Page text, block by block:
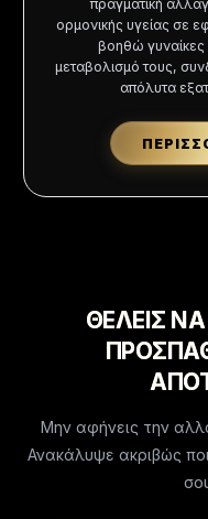
πραγματική
ορμονικής υγείας σε
βοηθώ
μεταβολισμό τους,
απόλυτα
ΘΕΛΕΙΣ
Μην αφήνεις την
Ανακάλυψε ακριβώς